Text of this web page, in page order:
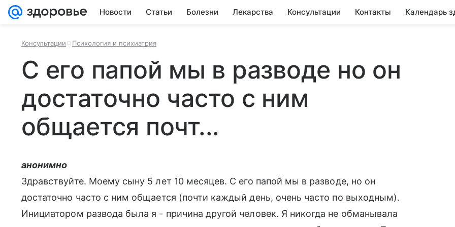
Новости Статьи Болезни Лекарства Консультации Контакты Календарь
Консультации Психология и психиатрия
С его папой мы в разводе но он
достаточно часто с ним
общается почт...
анонимно
Здравствуйте. Моему сыну 5 лет 10 месяцев. С его папой мы в разводе, но он
достаточно часто с ним общается (почти каждый день, очень часто по выходным).
Инициатором развода была я - причина другой человек. Я никогда не обманывала